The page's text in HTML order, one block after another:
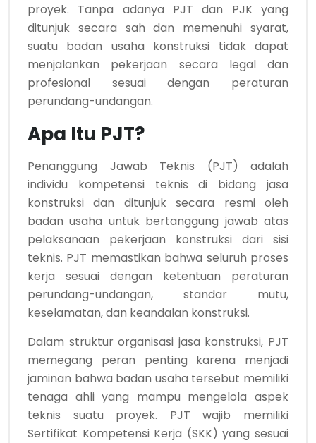
proyek. Tanpa adanya PJT dan PJK yang
ditunjuk secara sah dan memenuhi syarat,
suatu badan usaha konstruksi tidak dapat
menjalankan pekerjaan secara legal dan
profesional sesuai dengan peraturan
perundang-undangan.
Apa Itu PJT?
Penanggung Jawab Teknis (PJT) adalah
individu kompetensi teknis di bidang jasa
konstruksi dan ditunjuk secara resmi oleh
badan usaha untuk bertanggung jawab atas
pelaksanaan pekerjaan konstruksi dari sisi
teknis. PJT memastikan bahwa seluruh proses
kerja sesuai dengan ketentuan peraturan
perundang-undangan, standar mutu,
keselamatan, dan keandalan konstruksi.
Dalam struktur organisasi jasa konstruksi, PJT
memegang peran penting karena menjadi
jaminan bahwa badan usaha tersebut memiliki
tenaga ahli yang mampu mengelola aspek
teknis suatu proyek. PJT wajib memiliki
Sertifikat Kompetensi Kerja (SKK) yang sesuai